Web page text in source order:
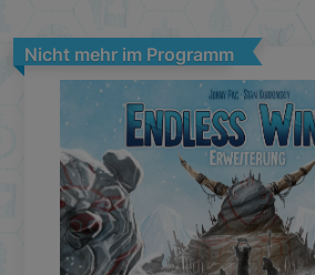
Nicht mehr im Programm